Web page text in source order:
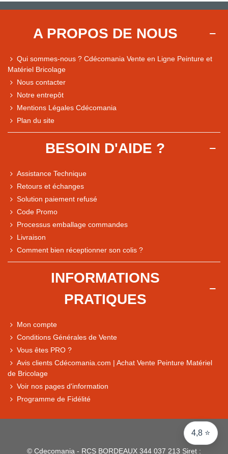
4,8 ⭐
Comparaison des performances du magasin
A PROPOS DE NOUS
Qui sommes-nous ? Cdécomania Vente en Ligne Peinture et
Matériel Bricolage
Nous contacter
Notre entrepôt
Mentions Légales Cdécomania
Plan du site
BESOIN D'AIDE ?
Assistance Technique
Retours et échanges
Solution paiement refusé
Code Promo
Processus emballage commandes
Livraison
Comment bien réceptionner son colis ?
INFORMATIONS
PRATIQUES
Mon compte
Conditions Générales de Vente
Vous êtes PRO ?
Avis clients Cdécomania.com | Achat Vente Peinture Matériel
de Bricolage
Voir nos pages d'information
Programme de Fidélité
© Cdecomania - RCS BORDEAUX 344 037 213 Siret :